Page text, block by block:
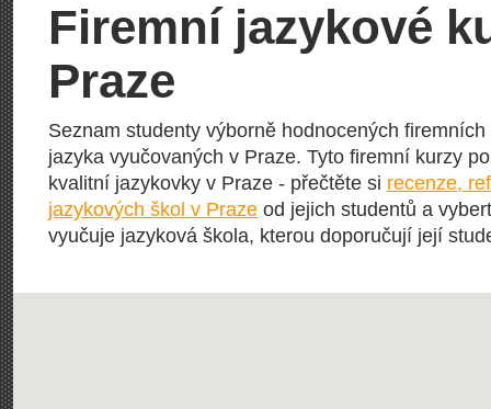
Firemní jazykové
Praze
Seznam studenty výborně hodnocených
jazyka vyučovaných v Praze. Tyto firemní kurzy
kvalitní jazykovky v Praze - přečtěte si recenze,
jazykových škol v Praze od jejich studentů a
vyučuje jazyková škola, kterou doporučují její